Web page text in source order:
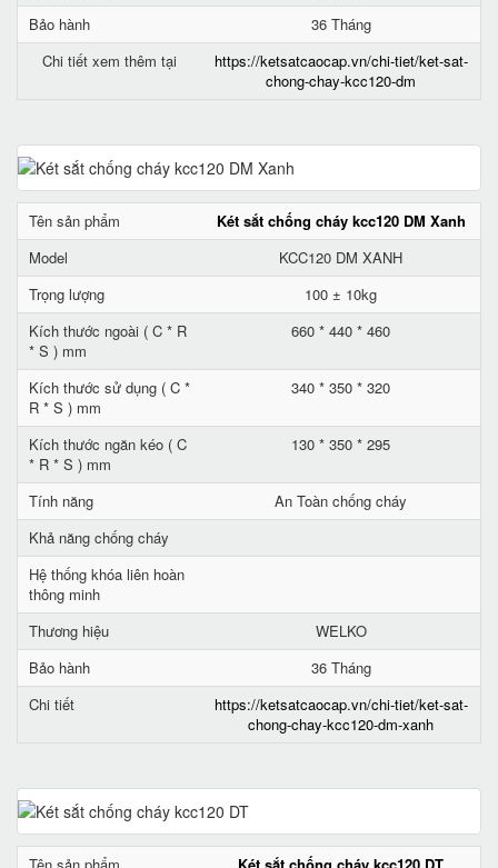
Bảo hành
36 Tháng
Chi tiết xem thêm tại
https://ketsatcaocap.vn/chi-tiet/ket-sat-
chong-chay-kcc120-dm
Tên sản phẩm
Két sắt chống cháy kcc120 DM Xanh
Model
KCC120 DM XANH
Trọng lượng
100 ± 10kg
Kích thước ngoài ( C * R
* S ) mm
660 * 440 * 460
Kích thước sử dụng ( C *
R * S ) mm
340 * 350 * 320
Kích thước ngăn kéo ( C
* R * S ) mm
130 * 350 * 295
Tính năng
An Toàn chống cháy
Khả năng chống cháy
Hệ thống khóa liên hoàn
thông minh
Thương hiệu
WELKO
Bảo hành
36 Tháng
Chi tiết
https://ketsatcaocap.vn/chi-tiet/ket-sat-
chong-chay-kcc120-dm-xanh